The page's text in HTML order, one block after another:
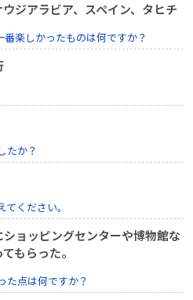
ジアラビア、スペイン、タヒチ
楽しかったものは何ですか？
たか？
ください。
ョッピングセンターや博物館な
もらった。
た点は何ですか？